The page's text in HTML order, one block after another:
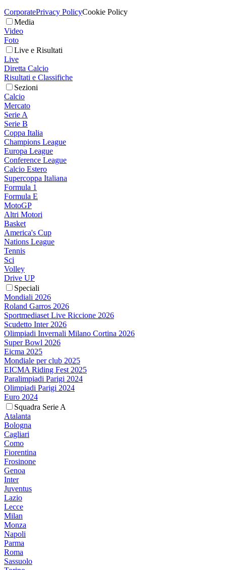
CorporatePrivacy PolicyCookie Policy
Media
Video
Foto
Live e Risultati
Live
Diretta Calcio
Risultati e Classifiche
Sezioni
Calcio
Mercato
Serie A
Serie B
Coppa Italia
Champions League
Europa League
Conference League
Calcio Estero
Supercoppa Italiana
Formula 1
Formula E
MotoGP
Altri Motori
Basket
America's Cup
Nations League
Tennis
Sci
Volley
Drive UP
Speciali
Mondiali 2026
Roland Garros 2026
Sportmediaset Live Riccione 2026
Scudetto Inter 2026
Olimpiadi Invernali Milano Cortina 2026
Super Bowl 2026
Eicma 2025
Mondiale per club 2025
EICMA Riding Fest 2025
Paralimpiadi Parigi 2024
Olimpiadi Parigi 2024
Euro 2024
Squadra Serie A
Atalanta
Bologna
Cagliari
Como
Fiorentina
Frosinone
Genoa
Inter
Juventus
Lazio
Lecce
Milan
Monza
Napoli
Parma
Roma
Sassuolo